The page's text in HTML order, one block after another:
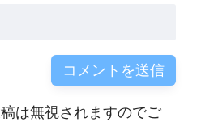
は無視されますのでご